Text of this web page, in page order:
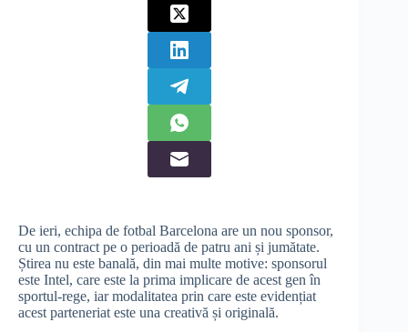
De ieri, echipa de fotbal Barcelona are un nou sponsor,
cu un contract pe o perioadă de patru ani și jumătate.
Știrea nu este banală, din mai multe motive: sponsorul
este Intel, care este la prima implicare de acest gen în
sportul-rege, iar modalitatea prin care este evidențiat
acest parteneriat este una creativă și originală.